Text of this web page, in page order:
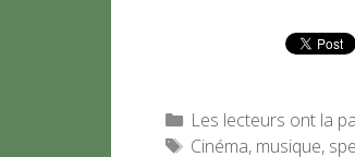
Catégories
Les lecteurs ont la
Étiquettes
Cinéma, musique,